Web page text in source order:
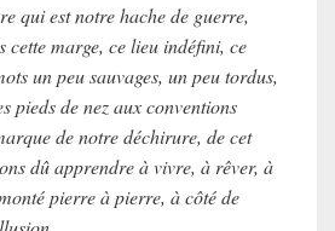
qui est notre hache de guerre,
cette marge, ce lieu indéfini, ce
un peu sauvages, un peu tordus,
pieds de nez aux conventions
de notre déchirure, de cet
dû apprendre à vivre, à rêver, à
pierre à pierre, à côté de